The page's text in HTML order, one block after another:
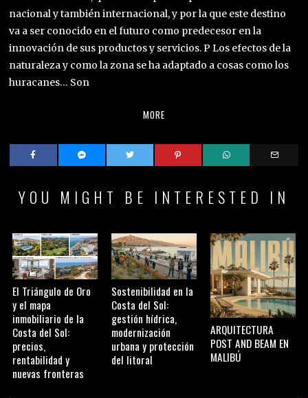
nacional y también internacional, y por la que este destino
va a ser conocido en el futuro como predecesor en la
innovación de sus productos y servicios. P Los efectos de la
naturaleza y como la zona se ha adaptado a cosas como los
huracanes… Son
MORE
YOU MIGHT BE INTERESTED IN
El Triángulo de Oro
y el mapa
inmobiliario de la
Costa del Sol:
precios,
rentabilidad y
nuevas fronteras
Sostenibilidad en la
Costa del Sol:
gestión hídrica,
modernización
urbana y protección
del litoral
ARQUITECTURA
POST AND BEAM EN
MALIBÚ